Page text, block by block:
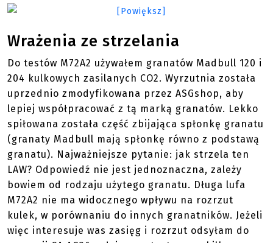
zawleczki otwiera się tylna klapka, a przednia
wyrzutni i rozsuwamy ją szybkim ruchem: przedni i
zablokuje się w tylnym położeniu. Jedną ręką
zwalniamy bezpiecznik, a drugą naciskamy na
spust.
Wrażenia ze strzelania
Do testów M72A2 używałem granatów Madbull 120 i
204 kulkowych zasilanych CO2. Wyrzutnia została
uprzednio zmodyfikowana przez ASGshop, aby